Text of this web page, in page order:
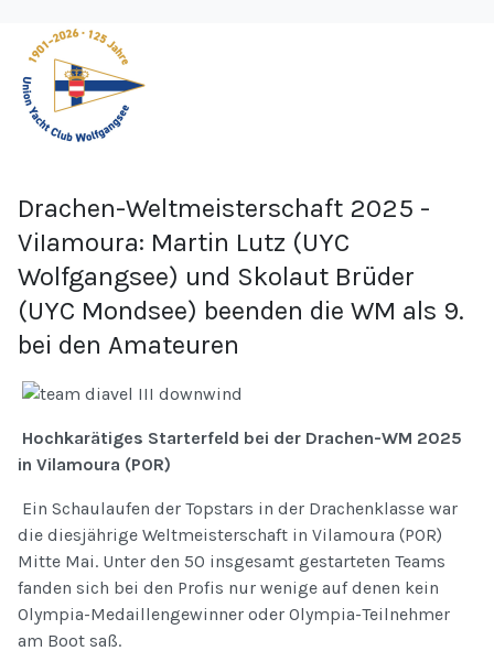
Drachen-Weltmeisterschaft 2025 -
ViIamoura: Martin Lutz (UYC
Wolfgangsee) und Skolaut Brüder
(UYC Mondsee) beenden die WM als 9.
bei den Amateuren
Hochkarätiges Starterfeld bei der Drachen-WM 2025
in Vilamoura (POR)
Ein Schaulaufen der Topstars in der Drachenklasse war
die diesjährige Weltmeisterschaft in Vilamoura (POR)
Mitte Mai. Unter den 50 insgesamt gestarteten Teams
fanden sich bei den Profis nur wenige auf denen kein
Olympia-Medaillengewinner oder Olympia-Teilnehmer
am Boot saß.